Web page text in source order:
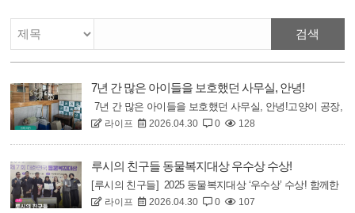
검색
7년 간 많은 아이들을 보호했던 사무실, 안녕!
7년 간 많은 아이들을 보호했던 사무실, 안녕!고양이 공장,
번식장, 애니멀호더, 학대,그리고 길에서 만난 위기의 생명
들까지..많은 아이들을 보호하고 입양을 보냈던약 20평의
작은 사무실!구조된 아이들이 조금 더 넓은 곳에서,뛰어놀
고, 창 밖 세상도 구경하길 바라며이사를 하게 되었습니
다????라이프의 이사 소식에..
라이프 2026.04.30 0 128
루시의 친구들 동물복지대상 우수상 수상!
[루시의 친구들] 2025 동물복지대상 ‘우수상’ 수상! 함께한
모든 분들께 이 영광을 바칩니다.2025년, 경북에서 발생한
라이프 2026.04.30 0 107